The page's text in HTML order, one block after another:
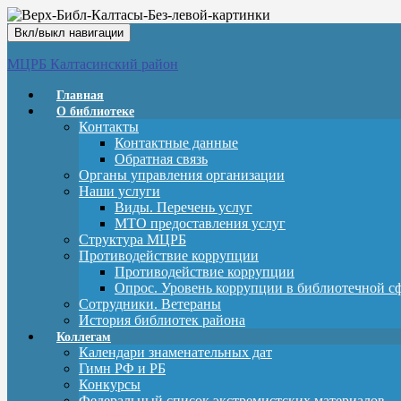
Вкл/выкл навигации
МЦРБ Калтасинский район
Главная
О библиотеке
Контакты
Контактные данные
Обратная связь
Органы управления организации
Наши услуги
Виды. Перечень услуг
МТО предоставления услуг
Структура МЦРБ
Противодействие коррупции
Противодействие коррупции
Опрос. Уровень коррупции в библиотечной
Сотрудники. Ветераны
История библиотек района
Коллегам
Календари знаменательных дат
Гимн РФ и РБ
Конкурсы